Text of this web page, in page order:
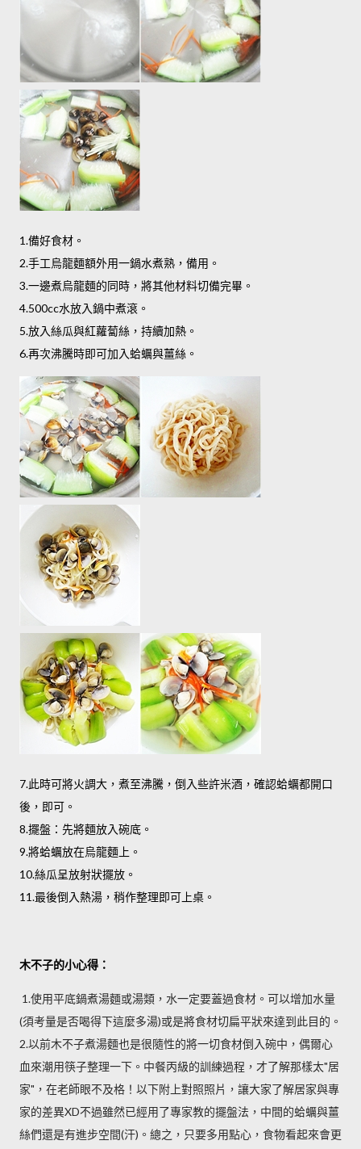
1.備好食材。
2.手工烏龍麵額外用一鍋水煮熟，備用。
3.一邊煮烏龍麵的同時，將其他材料切備完畢。
4.500cc水放入鍋中煮滾。
5.放入絲瓜與紅蘿蔔絲，持續加熱。
6.再次沸騰時即可加入蛤蠣與薑絲。
7.此時可將火調大，煮至沸騰，倒入些許米酒，確認蛤蠣都開口
後，即可。
8.擺盤：先將麵放入碗底。
9.將蛤蠣放在烏龍麵上。
10.絲瓜呈放射狀擺放。
11.最後倒入熱湯，稍作整理即可上桌。
木不子的小心得：
1.使用平底鍋煮湯麵或湯類，水一定要蓋過食材。可以增加水量
(須考量是否喝得下這麼多湯)或是將食材切扁平狀來達到此目的。
2.以前木不子煮湯麵也是很隨性的將一切食材倒入碗中，偶爾心
血來潮用筷子整理一下。中餐丙級的訓練過程，才了解那樣太"居
家"，在老師眼不及格！以下附上對照照片，讓大家了解居家與專
家的差異XD不過雖然已經用了專家教的擺盤法，中間的蛤蠣與薑
絲們還是有進步空間(汗)。總之，只要多用點心，食物看起來會更